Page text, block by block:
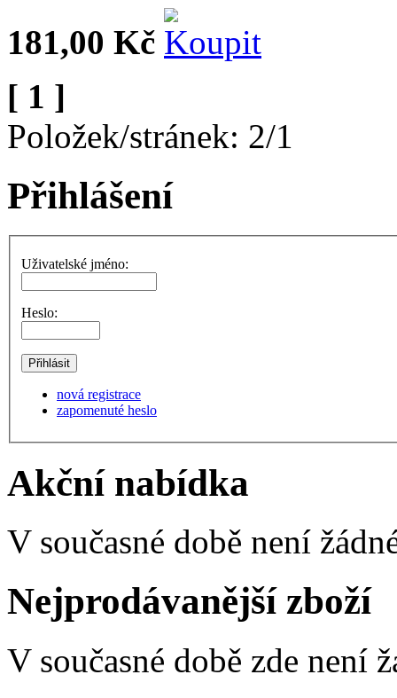
181,00 Kč
[ 1 ]
Položek/stránek: 2/1
Přihlášení
Uživatelské jméno:
Heslo:
nová registrace
zapomenuté heslo
Akční nabídka
V současné době není
Nejprodávanější zboží
V současné době zde není